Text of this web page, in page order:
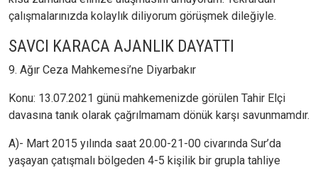
çalışmalarınızda kolaylık diliyorum görüşmek dileğiyle.
SAVCI KARACA AJANLIK DAYATTI
9. Ağır Ceza Mahkemesi’ne Diyarbakır
Konu: 13.07.2021 günü mahkemenizde görülen Tahir Elçi
davasına tanık olarak çağrılmamam dönük karşı savunmamdır.
A)- Mart 2015 yılında saat 20.00-21-00 civarında Sur’da
yaşayan çatışmalı bölgeden 4-5 kişilik bir grupla tahliye